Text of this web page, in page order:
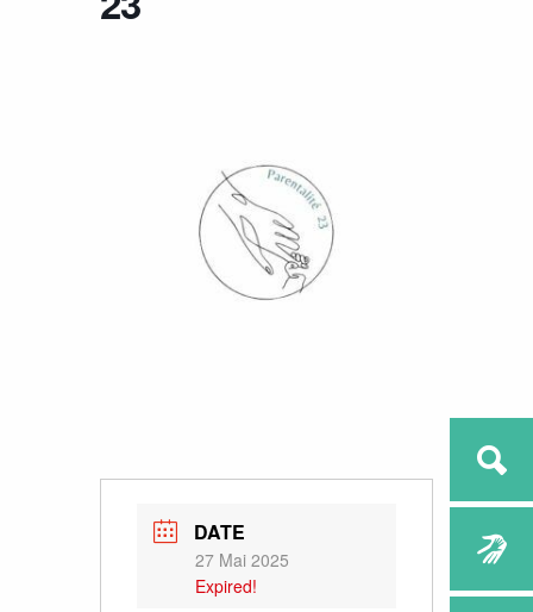
DATE
27 Mai 2025
Expired!